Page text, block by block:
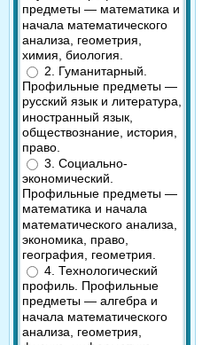
предметы — математика и
начала математического
анализа, геометрия,
химия, биология.
2. Гуманитарный.
Профильные предметы —
русский язык и литература,
иностранный язык,
обществознание, история,
право.
3. Социально-
экономический.
Профильные предметы —
математика и начала
математического анализа,
экономика, право,
география, геометрия.
4. Технологический
профиль. Профильные
предметы — алгебра и
начала математического
анализа, геометрия,